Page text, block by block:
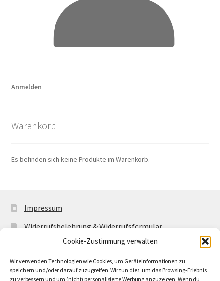
Cookie-Zustimmung verwalten
Wir verwenden Technologien wie Cookies, um Geräteinformationen zu
speichern und/oder darauf zuzugreifen. Wir tun dies, um das Browsing-Erlebnis
zu verbessern und um (nicht) personalisierte Werbung anzuzeigen. Wenn du
Anmelden
Warenkorb
Es befinden sich keine Produkte im Warenkorb.
Impressum
Widerrufsbelehrung & Widerrufsformular
Allgemeine Geschäftsbedingungen mit
Cookie-Richtlinie (EU)